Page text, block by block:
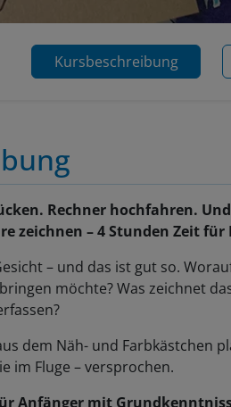
Kursbeschreibung
Rechner hochfahren.
zeichnen – 4 Stunden Zeit
– und das ist gut so.
möchte? Was zeichnet
dem Näh- und Farbkästchen
im Fluge – versprochen.
Anfänger mit